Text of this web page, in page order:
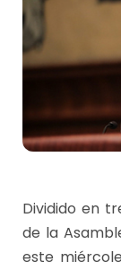
Dividido en
de la
este